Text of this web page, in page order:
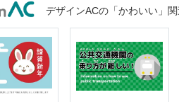
デザインACの「かわいい」